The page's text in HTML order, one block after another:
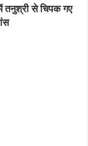
से चिपक गए